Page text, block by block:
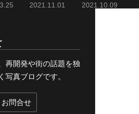
2021.11.01 2021.10.09
再開発や街の話題を独
写真ブログです。
お問合せ